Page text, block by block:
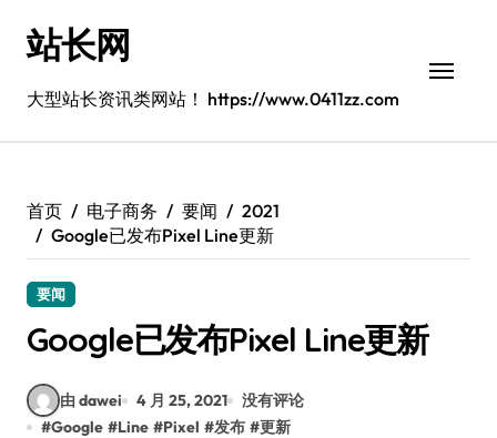
站长网
大型站长资讯类网站！ https://www.0411zz.com
首页 电子商务 要闻
2021
Google已发布Pixel Line更新
要闻
Google已发布Pixel Line更新
由 dawei 4 月 25, 2021
没有评论
#Google #Line #Pixel #发布 #更新